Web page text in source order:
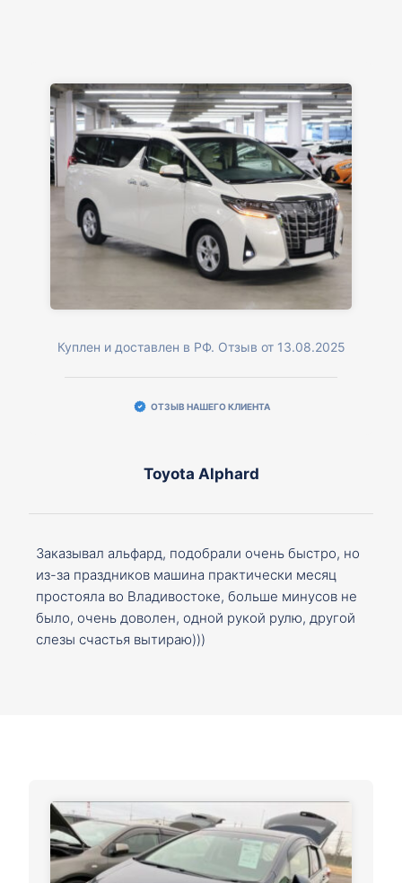
Куплен и доставлен в РФ. Отзыв от 13.08.2025
ОТЗЫВ НАШЕГО КЛИЕНТА
Toyota Alphard
Заказывал альфард, подобрали очень быстро, но
из-за праздников машина практически месяц
простояла во Владивостоке, больше минусов не
было, очень доволен, одной рукой рулю, другой
слезы счастья вытираю)))